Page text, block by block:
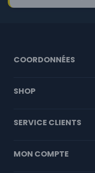
COORDONNÉES
SHOP
SERVICE CLIENTS
MON COMPTE